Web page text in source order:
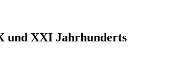
und XXI Jahrhunderts